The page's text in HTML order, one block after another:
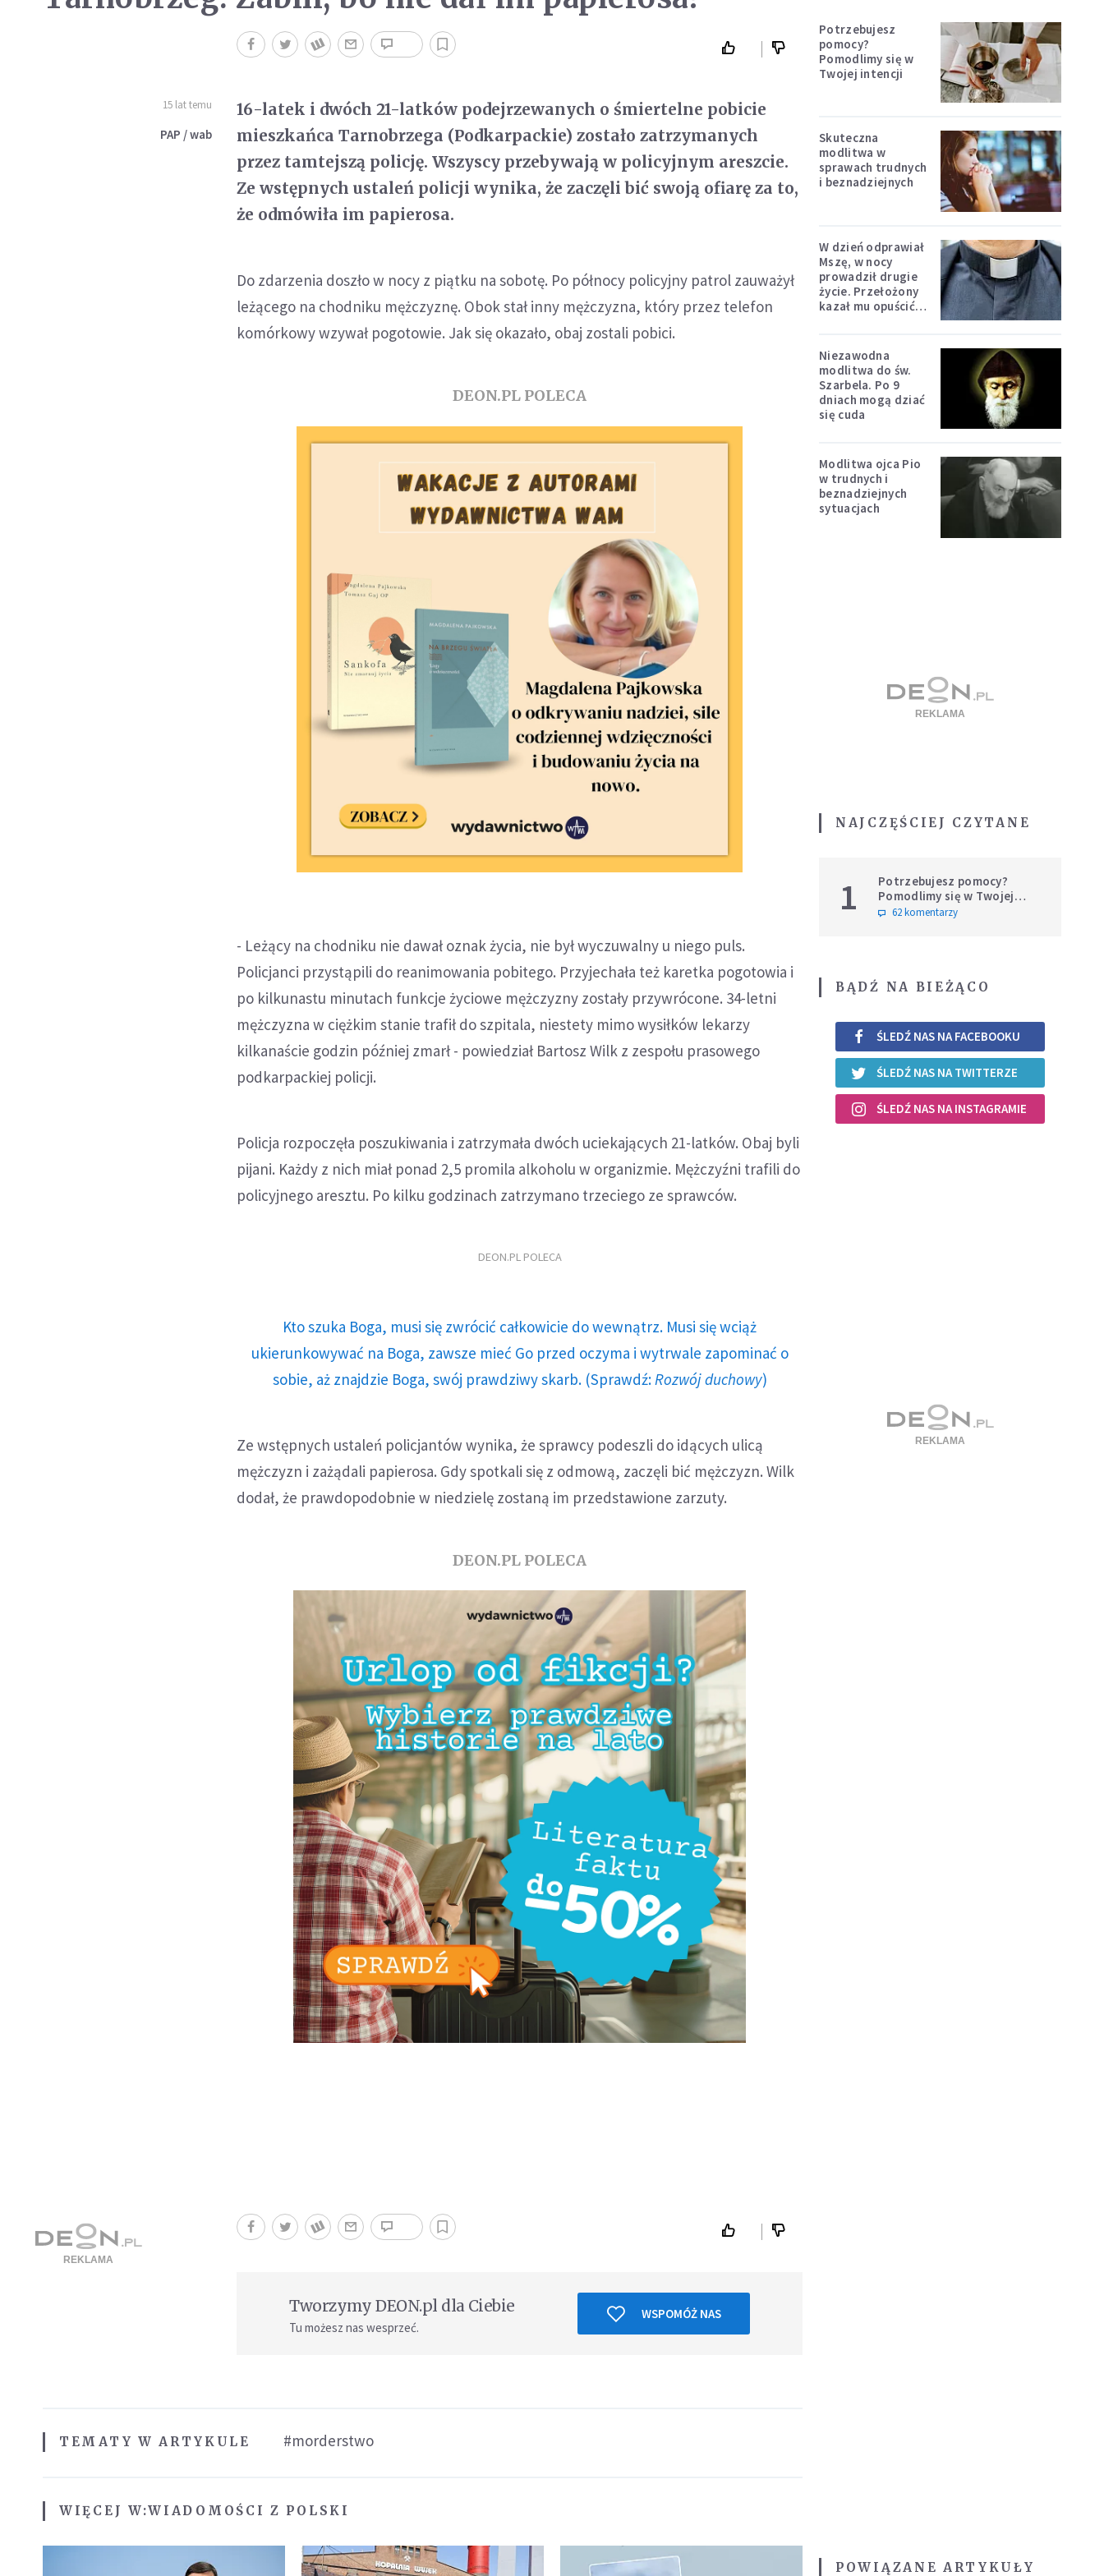
15 lat temu
PAP / wab
16-latek i dwóch 21-latków podejrzewanych o śmiertelne pobicie
mieszkańca Tarnobrzega (Podkarpackie) zostało zatrzymanych
przez tamtejszą policję. Wszyscy przebywają w policyjnym areszcie.
Ze wstępnych ustaleń policji wynika, że zaczęli bić swoją ofiarę za to,
że odmówiła im papierosa.
Do zdarzenia doszło w nocy z piątku na sobotę. Po północy policyjny patrol zauważył
leżącego na chodniku mężczyznę. Obok stał inny mężczyzna, który przez telefon
komórkowy wzywał pogotowie. Jak się okazało, obaj zostali pobici.
DEON.PL POLECA
- Leżący na chodniku nie dawał oznak życia, nie był wyczuwalny u niego puls.
Policjanci przystąpili do reanimowania pobitego. Przyjechała też karetka pogotowia i
po kilkunastu minutach funkcje życiowe mężczyzny zostały przywrócone. 34-letni
mężczyzna w ciężkim stanie trafił do szpitala, niestety mimo wysiłków lekarzy
kilkanaście godzin później zmarł - powiedział Bartosz Wilk z zespołu prasowego
podkarpackiej policji.
Policja rozpoczęła poszukiwania i zatrzymała dwóch uciekających 21-latków. Obaj byli
pijani. Każdy z nich miał ponad 2,5 promila alkoholu w organizmie. Mężczyźni trafili do
policyjnego aresztu. Po kilku godzinach zatrzymano trzeciego ze sprawców.
DEON.PL POLECA
Kto szuka Boga, musi się zwrócić całkowicie do wewnątrz. Musi się wciąż
ukierunkowywać na Boga, zawsze mieć Go przed oczyma i wytrwale zapominać o
sobie, aż znajdzie Boga, swój prawdziwy skarb. (Sprawdź:Rozwój duchowy)
Ze wstępnych ustaleń policjantów wynika, że sprawcy podeszli do idących ulicą
mężczyzn i zażądali papierosa. Gdy spotkali się z odmową, zaczęli bić mężczyzn. Wilk
dodał, że prawdopodobnie w niedzielę zostaną im przedstawione zarzuty.
DEON.PL POLECA
Tworzymy DEON.pl dla Ciebie
Tu możesz nas wesprzeć.
WSPOMÓŻ NAS
TEMATY W ARTYKULE #morderstwo
WIĘCEJ W:WIADOMOŚCI Z POLSKI
Potrzebujesz
pomocy?
Pomodlimy się w
Twojej intencji
Skuteczna
modlitwa w
sprawach trudnych
i beznadziejnych
W dzień odprawiał
Mszę, w nocy
prowadził drugie
życie. Przełożony
kazał mu opuścić
Niezawodna
modlitwa do św.
Szarbela. Po 9
dniach mogą dziać
się cuda
Modlitwa ojca Pio
w trudnych i
beznadziejnych
sytuacjach
NAJCZĘŚCIEJ CZYTANE
1
Potrzebujesz pomocy?
Pomodlimy się w Twojej
intencji
62 komentarzy
BĄDŹ NA BIEŻĄCO
ŚLEDŹ NAS NA FACEBOOKU
ŚLEDŹ NAS NA TWITTERZE
ŚLEDŹ NAS NA INSTAGRAMIE
POWIĄZANE ARTYKUŁY